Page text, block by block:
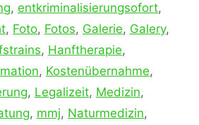
, entkriminalisierungsofort,
, Foto, Fotos, Galerie, Galery,
, Hanftherapie,
, Kostenübernahme,
, Legalizeit, Medizin,
, mmj, Naturmedizin,